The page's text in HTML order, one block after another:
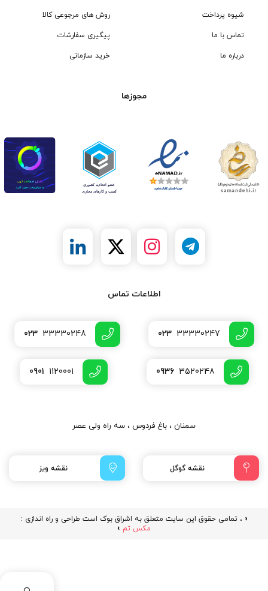
شیوه پرداخت
تماس با ما
درباره ما
روش های مرجوعی کالا
پیگیری سفارشات
خرید سازمانی
مجوزها
اطلاعات تماس
023 33330247
023 33330248
0936 3520248
0901 1120001
سمنان ، باغ فردوس ، سه راه ولی عصر
نقشه گوگل نقشه ویز
« ، تمامی حقوق این سایت متعلق به اشراق بوک است طراحی و راه اندازی :
مکس تم »